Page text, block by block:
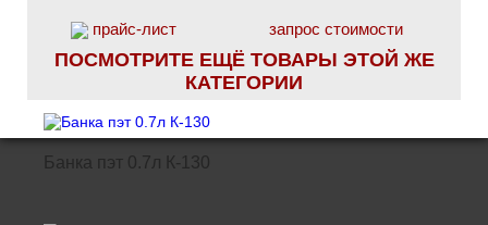
прайс-лист запрос стоимости
ПОСМОТРИТЕ ЕЩЁ ТОВАРЫ ЭТОЙ ЖЕ
КАТЕГОРИИ
Банка пэт 0.7л К-130